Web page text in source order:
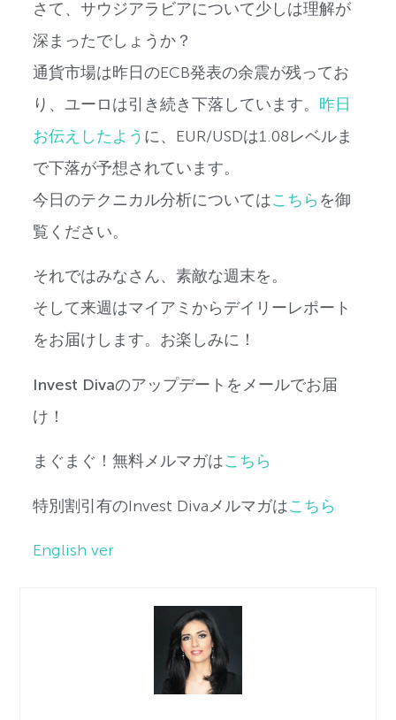
さて、サウジアラビアについて少しは理解が
深まったでしょうか？
通貨市場は昨日のECB発表の余震が残ってお
り、ユーロは引き続き下落しています。 昨日
お伝えしたよう に、EUR/USDは1.08レベルま
で下落が予想されています。
今日のテクニカル分析についてはこちら を御
覧ください。
それではみなさん、素敵な週末を。
そして来週はマイアミからデイリーレポート
をお届けします。お楽しみに！
Invest Divaのアップデートをメールでお届
け！
まぐまぐ！無料メルマガはこちら
特別割引有のInvest Divaメルマガはこちら
English ver